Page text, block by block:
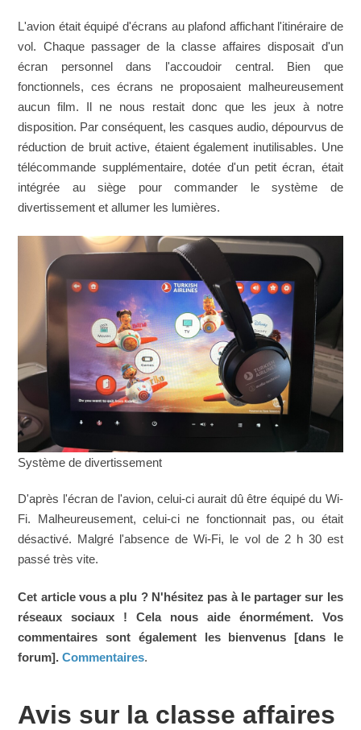
L'avion était équipé d'écrans au plafond affichant l'itinéraire de
vol. Chaque passager de la classe affaires disposait d'un
écran personnel dans l'accoudoir central. Bien que
fonctionnels, ces écrans ne proposaient malheureusement
aucun film. Il ne nous restait donc que les jeux à notre
disposition. Par conséquent, les casques audio, dépourvus de
réduction de bruit active, étaient également inutilisables. Une
télécommande supplémentaire, dotée d'un petit écran, était
intégrée au siège pour commander le système de
divertissement et allumer les lumières.
Système de divertissement
D'après l'écran de l'avion, celui-ci aurait dû être équipé du Wi-
Fi. Malheureusement, celui-ci ne fonctionnait pas, ou était
désactivé. Malgré l'absence de Wi-Fi, le vol de 2 h 30 est
passé très vite.
Cet article vous a plu ? N'hésitez pas à le partager sur les
réseaux sociaux ! Cela nous aide énormément. Vos
commentaires sont également les bienvenus [dans le
forum].Commentaires.
Avis sur la classe affaires